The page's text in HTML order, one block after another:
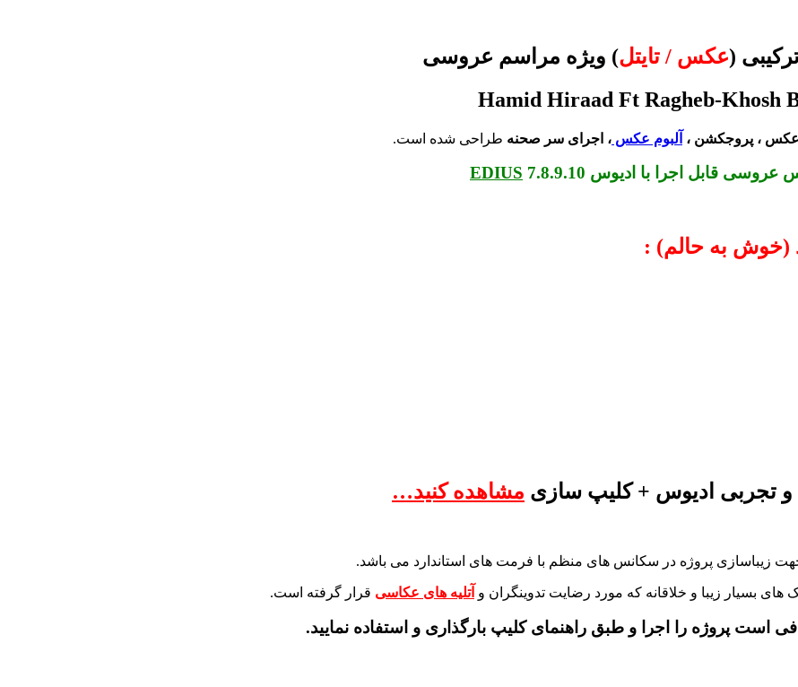
(عکس / تایتل) ویژه مراسم عروسی
، پروجکشن ، آلبوم عکس ، اجرای سر صحنه طراحی شده است.
عروسی قابل اجرا با ادیوس 7.8.9.10 EDIUS
(خوش به حالم) :
تجربی ادیوس + کلیپ سازی مشاهده کنید…
زیباسازی پروژه در سکانس های منظم با فرمت های استاندارد می باشد.
بسیار زیبا و خلاقانه که مورد رضایت تدوینگران و آتلیه های عکاسی قرار گرفته است.
است پروژه را اجرا و طبق راهنمای کلیپ بارگذاری و استفاده نمایید.